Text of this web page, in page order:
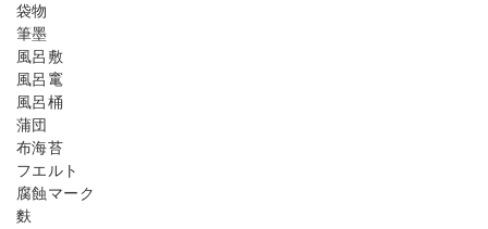
袋物
筆墨
風呂敷
風呂竃
風呂桶
蒲団
布海苔
フエルト
腐蝕マーク
麩